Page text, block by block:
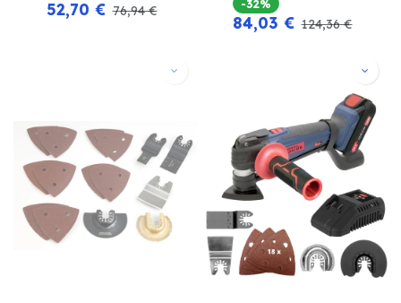
52,70 € 76,94€ -32%
84,03 € 124,36€